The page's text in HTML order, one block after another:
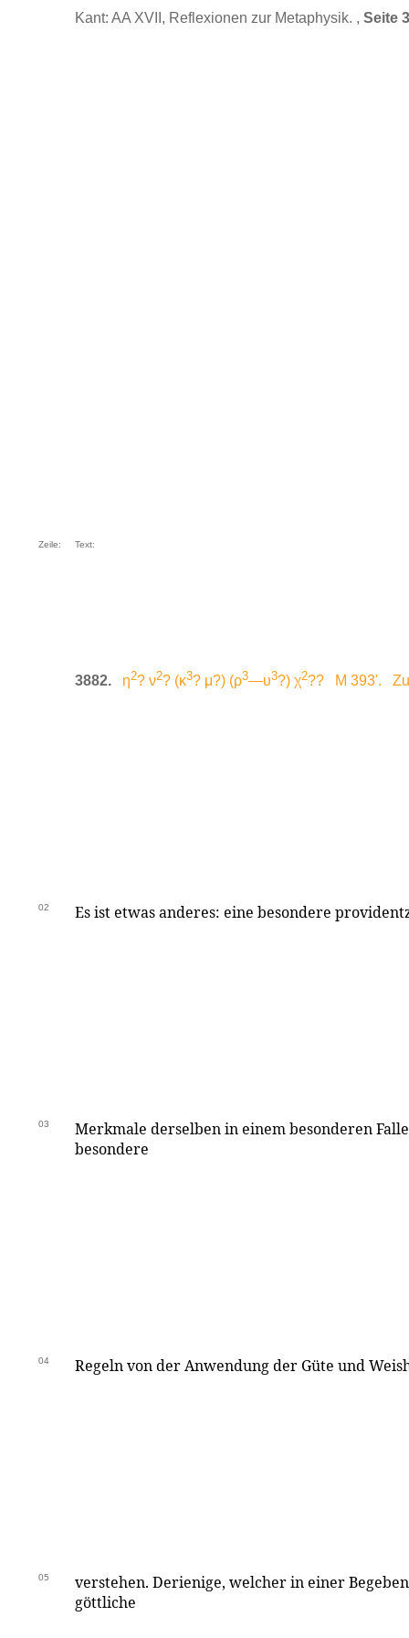
Kant: AA XVII, Reflexionen zur Metaphysik. , Seite
Zeile: Text:
3882. η2? ν2? (κ3? μ?) (ρ3—υ3?) χ2?? M 393'. Zu
02 Es ist etwas anderes: eine besondere
03
Merkmale derselben in einem besonderen
besondere
04 Regeln von der Anwendung der Güte und
05
verstehen. Derienige, welcher in einer
göttliche